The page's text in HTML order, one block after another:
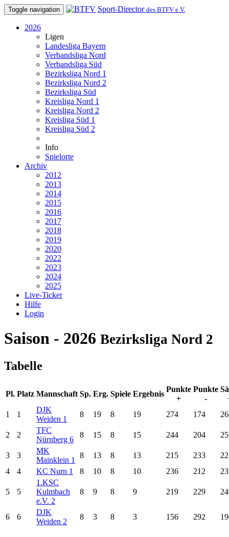
Toggle navigation Sport-Director des BTFV e.V.
2026
Ligen
Landesliga Bayern
Verbandsliga Nord
Verbandsliga Süd
Bezirksliga Nord 1
Bezirksliga Nord 2
Bezirksliga Süd
Kreisliga Nord 1
Kreisliga Nord 2
Kreisliga Süd 1
Kreisliga Süd 2
Info
Spielorte
Archiv
2012
2013
2014
2015
2016
2017
2018
2019
2020
2022
2023
2024
2025
Live-Ticker
Hilfe
Login
Saison - 2026 Bezirksliga Nord 2
Tabelle
Pl. Platz Mannschaft Sp. Erg. Spiele Ergebnis
Punkte
+
Punkte
-
1
1
DJK
Weiden 1
8 19 8 19 274 174
2 2
TFC
Nürnberg 6
8 15 8 15 244 204
3 3
MK
Mainklein 1
8 13 8 13 215 233
4
4 KC Nurn 1 8 10 8 10 236 212
5 5
1.KSC
Kulmbach
e.V. 2
8 9 8 9 219 229
6 6
DJK
Weiden 2
8 3 8 3 156 292